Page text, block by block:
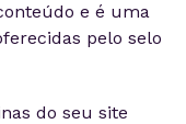
e é uma
pelo selo
do seu site